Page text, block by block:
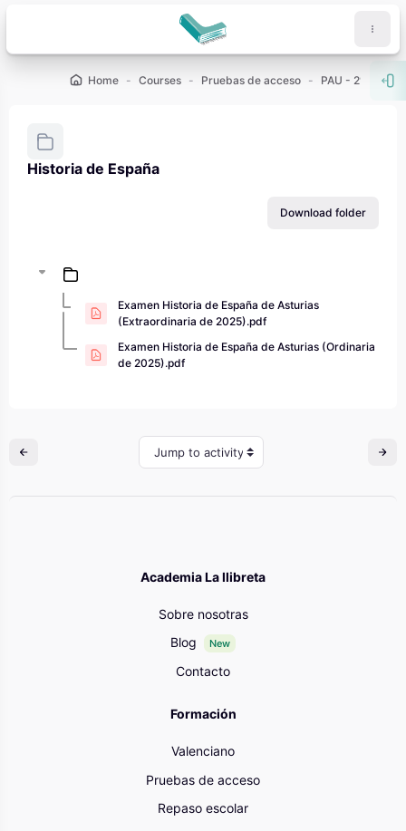
Home Courses Pruebas de acceso PAU - 2º de
Historia de España
Download folder
Examen Historia de España de Asturias
(Extraordinaria de 2025).pdf
Examen Historia de España de Asturias (Ordinaria
de 2025).pdf
Jump to activity
Academia La llibreta
Sobre nosotras
Blog
New
Contacto
Formación
Valenciano
Pruebas de acceso
Repaso escolar